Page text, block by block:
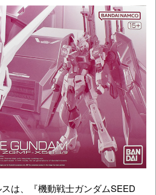
は、『機動戦士ガンダムSEED